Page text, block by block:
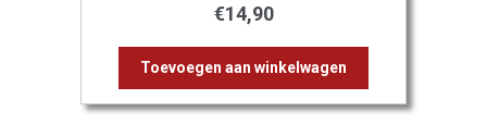
€14,90
Toevoegen aan winkelwagen